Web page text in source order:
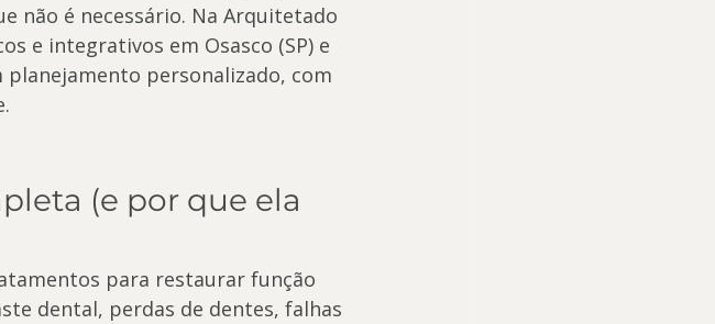
não é necessário. Na Arquitetado
e integrativos em Osasco (SP) e
planejamento personalizado, com
(e por que ela
para restaurar função
dental, perdas de dentes, falhas